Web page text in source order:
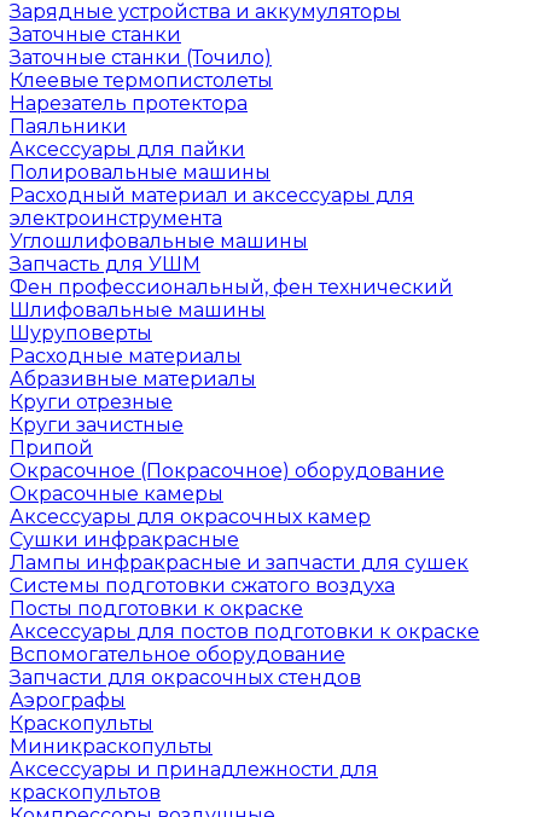
Зарядные устройства и аккумуляторы
Заточные станки
Заточные станки (Точило)
Клеевые термопистолеты
Нарезатель протектора
Паяльники
Аксессуары для пайки
Полировальные машины
Расходный материал и аксессуары для
электроинструмента
Углошлифовальные машины
Запчасть для УШМ
Фен профессиональный, фен технический
Шлифовальные машины
Шуруповерты
Расходные материалы
Абразивные материалы
Круги отрезные
Круги зачистные
Припой
Окрасочное (Покрасочное) оборудование
Окрасочные камеры
Аксессуары для окрасочных камер
Сушки инфракрасные
Лампы инфракрасные и запчасти для сушек
Системы подготовки сжатого воздуха
Посты подготовки к окраске
Аксессуары для постов подготовки к окраске
Вспомогательное оборудование
Запчасти для окрасочных стендов
Аэрографы
Краскопульты
Миникраскопульты
Аксессуары и принадлежности для
краскопультов